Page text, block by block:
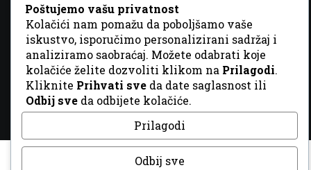
© 2026 Sva prava zadržana. DizajnGordonDM
Poštujemo vašu privatnost
Kolačići nam pomažu da poboljšamo vaše
iskustvo, isporučimo personalizirani sadržaj i
analiziramo saobraćaj. Možete odabrati koje
kolačiće želite dozvoliti klikom na Prilagodi.
Kliknite Prihvati sve da date saglasnost ili
Odbij sve da odbijete kolačiće.
Prilagodi
Odbij sve